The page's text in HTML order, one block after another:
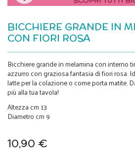
BICCHIERE GRANDE IN
CON FIORI ROSA
Bicchiere grande in melamina con interno
azzurro con graziosa fantasia di fiori rosa.
latte per la colazione o come porta matite.
più alla tua tavola!
Altezza cm 13
Diametro cm 9
10,90 €